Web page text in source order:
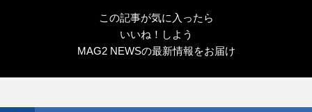
この記事が気に入ったら
いいね！しよう
MAG2 NEWSの最新情報をお届け